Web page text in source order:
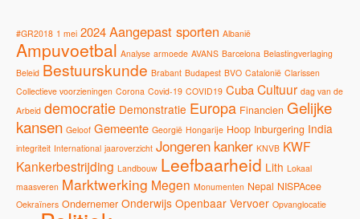
#GR2018 1 mei 2024Aangepast sporten Albanië
Ampuvoetbal Analyse armoede AVANS Barcelona Belastingverlaging
Beleid Bestuurskunde Brabant Budapest BVO Catalonië Clarissen
Collectieve voorzieningen Corona Covid-19 COVID19 CubaCultuur dag van de
Arbeid democratie Demonstratie Europa Financien Gelijke
kansen Geloof Gemeente Georgië Hongarije Hoop Inburgering India
integriteit International jaaroverzicht Jongeren kanker KNVB KWF
Kankerbestrijding Landbouw Leefbaarheid Lith Lokaal
maasveren Marktwerking Megen Monumenten Nepal NISPAcee
Oekraïners Ondernemer Onderwijs Openbaar Vervoer Opvanglocatie